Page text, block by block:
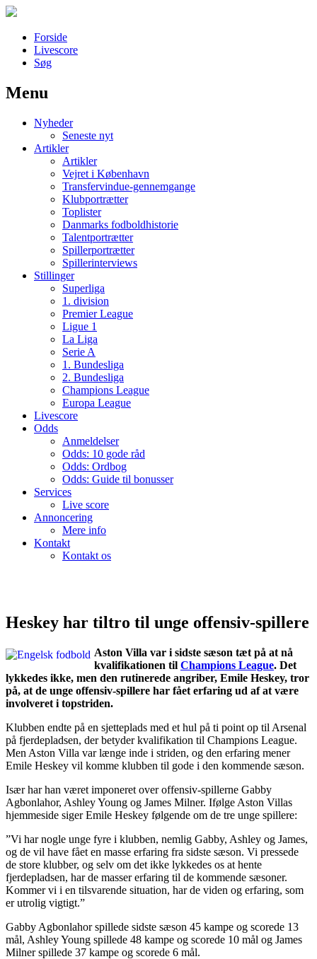
Forside
Livescore
Søg
Наши партнеры
лучшие займы
Menu
Nyheder
Seneste nyt
Artikler
Artikler
Vejret i København
Transfervindue-gennemgange
Klubportrætter
Toplister
Danmarks fodboldhistorie
Talentportrætter
Spillerportrætter
Spillerinterviews
Stillinger
Superliga
1. division
Premier League
Ligue 1
La Liga
Serie A
1. Bundesliga
2. Bundesliga
Champions League
Europa League
Livescore
Odds
Anmeldelser
Odds: 10 gode råd
Odds: Ordbog
Odds: Guide til bonusser
Services
Live score
Annoncering
Mere info
Kontakt
Kontakt os
Heskey har tiltro til unge offensiv-spillere
Aston Villa var i sidste sæson tæt på at nå
kvalifikationen til Champions League. Det
lykkedes ikke, men den rutinerede angriber, Emile Heskey, tror
på, at de unge offensiv-spillere har fået erfaring ud af at være
involveret i topstriden.
Klubben endte på en sjetteplads med et hul på ti point op til Arsenal
på fjerdepladsen, der betyder kvalifikation til Champions League.
Men Aston Villa var længe inde i striden, og den erfaring mener
Emile Heskey vil komme klubben til gode i den kommende sæson.
Især har han været imponeret over offensiv-spillerne Gabby
Agbonlahor, Ashley Young og James Milner. Ifølge Aston Villas
hjemmeside siger Emile Heskey følgende om de tre unge spillere:
”Vi har nogle unge fyre i klubben, nemlig Gabby, Ashley og James,
og de vil have fået en masse erfaring fra sidste sæson. Vi pressede
de store klubber, og selv om det ikke lykkedes os at hente
fjerdepladsen, har de masser erfaring til de kommende sæsoner.
Kommer vi i en tilsvarende situation, har de viden og erfaring, som
er utrolig vigtigt.”
Gabby Agbonlahor spillede sidste sæson 45 kampe og scorede 13
mål, Ashley Young spillede 48 kampe og scorede 10 mål og James
Milner spillede 37 kampe og scorede 6 mål.